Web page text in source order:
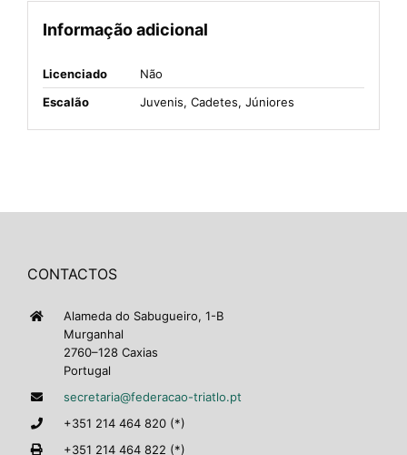
Informação adicional
Licenciado
Não
Escalão
Juvenis, Cadetes, Júniores
CONTACTOS
Alameda do Sabugueiro, 1-B
Murganhal
2760–128 Caxias
Portugal
secretaria@federacao-triatlo.pt
+351 214 464 820 (*)
+351 214 464 822 (*)